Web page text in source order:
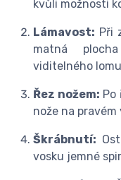
kvůli možnosti
Lámavost: Při
matná
viditelného
Řez nožem: Po
nože na pravém
Škrábnutí:
vosku jemné